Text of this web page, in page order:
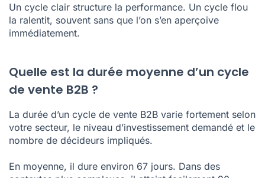
Un cycle clair structure la performance. Un cycle flou
la ralentit, souvent sans que l’on s’en aperçoive
immédiatement.
Quelle est la durée moyenne d’un cycle
de vente B2B ?
La durée d’un cycle de vente B2B varie fortement selon
votre secteur, le niveau d’investissement demandé et le
nombre de décideurs impliqués.
En moyenne, il dure environ 67 jours. Dans des